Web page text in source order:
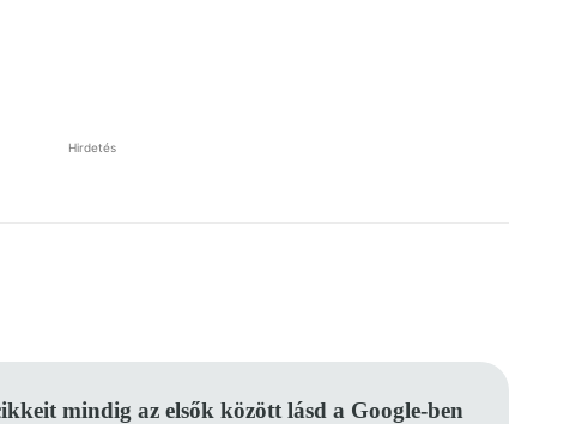
Hirdetés
mindig az elsők között lásd a Google-ben